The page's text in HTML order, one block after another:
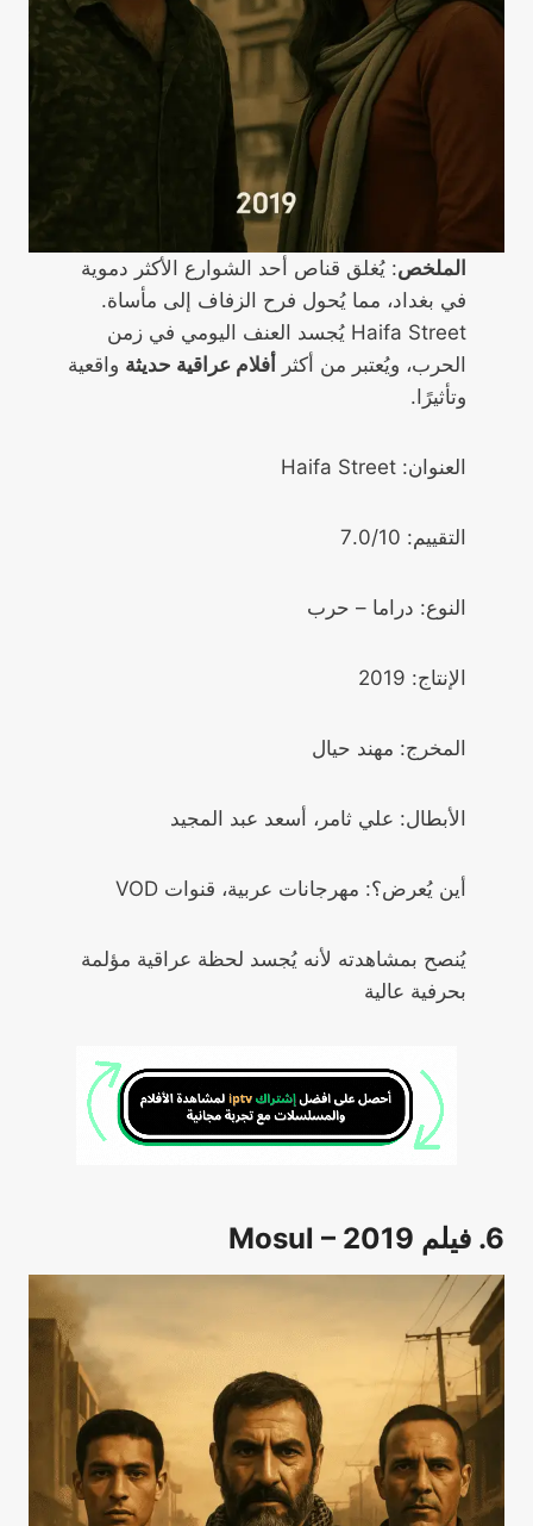
الملخص: يُغلق قناص أحد الشوارع الأكثر دموية
في بغداد، مما يُحول فرح الزفاف إلى مأساة.
Haifa Street يُجسد العنف اليومي في زمن
الحرب، ويُعتبر من أكثر
أفلام عراقية حديثة واقعية
وتأثيرًا.
العنوان: Haifa Street
التقييم: 7.0/10
النوع: دراما – حرب
الإنتاج: 2019
المخرج: مهند حيال
الأبطال: علي ثامر، أسعد عبد المجيد
أين يُعرض؟: مهرجانات عربية، قنوات VOD
يُنصح بمشاهدته لأنه يُجسد لحظة عراقية مؤلمة
بحرفية عالية
6. فيلم Mosul – 2019